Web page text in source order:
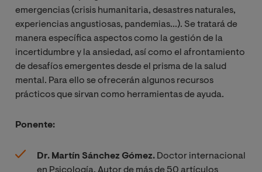
emergencias (crisis humanitaria, desastres naturales,
experiencias angustiosas, pandemias...). Se tratará de
manera específica aspectos como la gestión de la
incertidumbre y la ansiedad, así como el afrontamiento
de desafíos emergentes desde el prisma de la salud
mental. Para ello se ofrecerán algunos recursos
prácticos que sirvan como herramientas de ayuda.
Ponente:
Dr. Martín Sánchez Gómez. Doctor internacional
en Psicología. Autor de más de 50 artículos